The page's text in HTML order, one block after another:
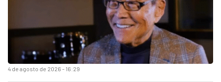
4 de agosto de 2026 - 16:29